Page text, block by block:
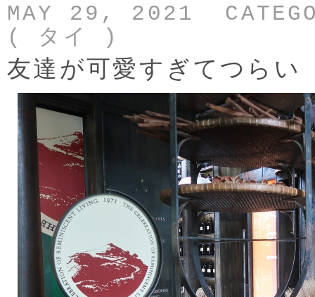
MAY 29, 2021
( タイ )
友達が可愛すぎてつらい